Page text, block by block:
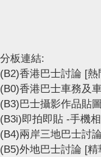
分板連結:
(B2)香港巴士討論 [熱
(B0)香港巴士車務及
(B3)巴士攝影作品貼
(B3i)即拍即貼 -手機
(B4)兩岸三地巴士討論
(B5)外地巴士討論 [精